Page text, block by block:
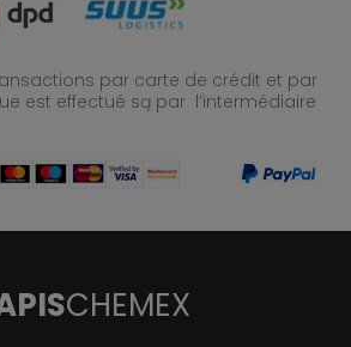
par carte de crédit et par
est effectué są par l’intermédiaire
CHEMEX